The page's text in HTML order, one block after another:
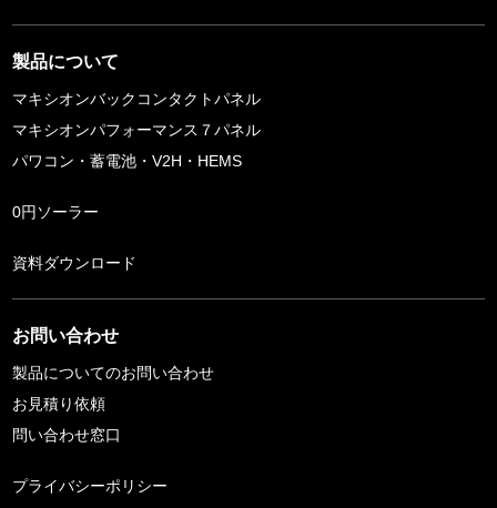
製品について
マキシオンバックコンタクトパネル
マキシオンパフォーマンス７パネル
パワコン・蓄電池・V2H・HEMS
0円ソーラー
資料ダウンロード
お問い合わせ
製品についてのお問い合わせ
お見積り依頼
問い合わせ窓口
プライバシーポリシー